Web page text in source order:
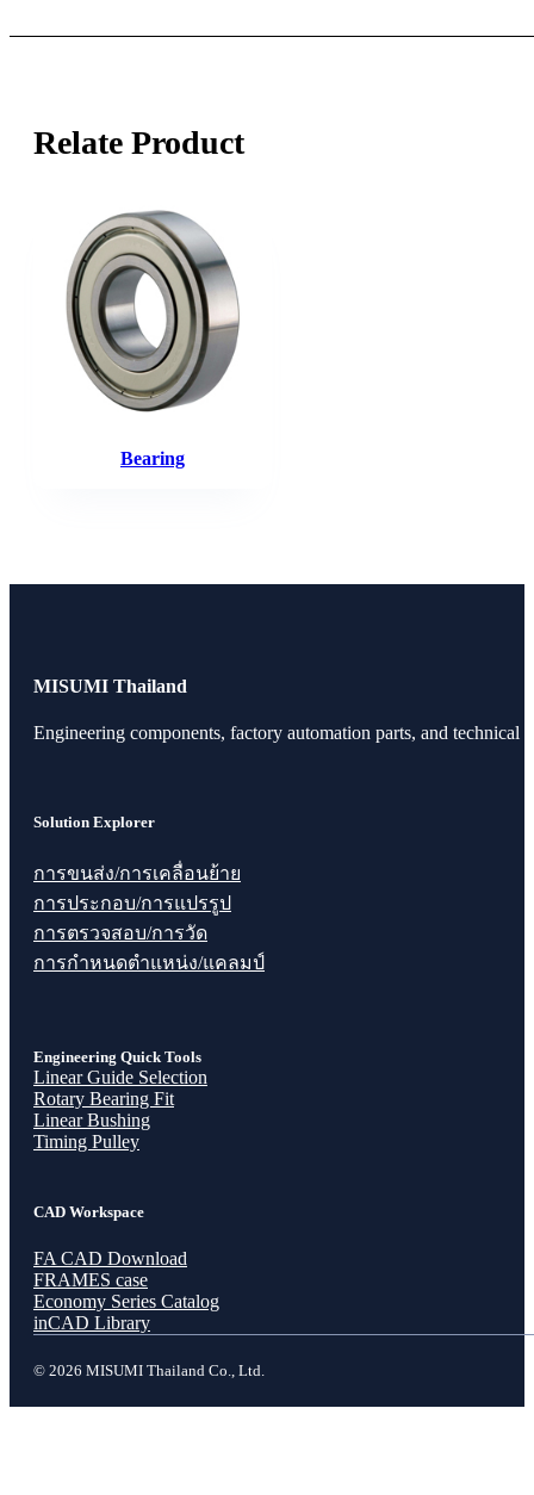
Relate Product
Bearing
MISUMI Thailand
Engineering components, factory automation parts, and technical
Solution Explorer
การขนส่ง/การเคลื่อนย้าย
การประกอบ/การแปรรูป
การตรวจสอบ/การวัด
การกำหนดตำแหน่ง/แคลมป์
Engineering Quick Tools
Linear Guide Selection
Rotary Bearing Fit
Linear Bushing
Timing Pulley
CAD Workspace
FA CAD Download
FRAMES case
Economy Series Catalog
inCAD Library
© 2026 MISUMI Thailand Co., Ltd.